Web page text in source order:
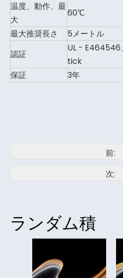
温度、動作、最
大
60℃
最大推奨長さ
5メートル
認証
UL - E464546
tick
保証
3年
前:
次:
ランダム積